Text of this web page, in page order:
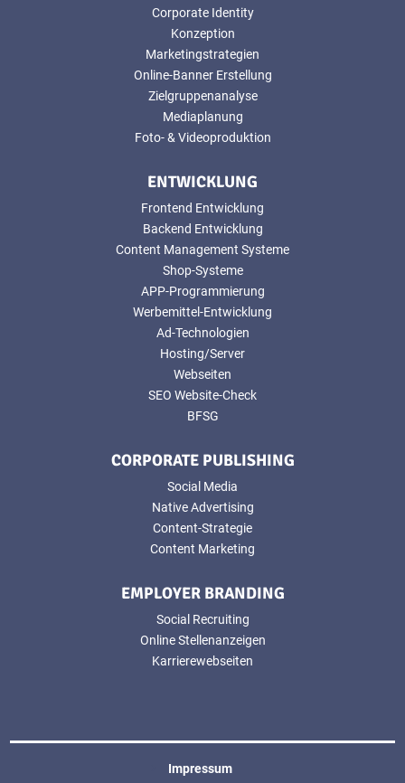
Corporate Identity
Konzeption
Marketingstrategien
Online-Banner Erstellung
Zielgruppenanalyse
Mediaplanung
Foto- & Videoproduktion
ENTWICKLUNG
Frontend Entwicklung
Backend Entwicklung
Content Management Systeme
Shop-Systeme
APP-Programmierung
Werbemittel-Entwicklung
Ad-Technologien
Hosting/Server
Webseiten
SEO Website-Check
BFSG
CORPORATE PUBLISHING
Social Media
Native Advertising
Content-Strategie
Content Marketing
EMPLOYER BRANDING
Social Recruiting
Online Stellenanzeigen
Karrierewebseiten
Impressum